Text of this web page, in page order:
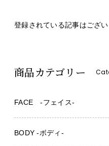
登録されている記事はござい
商品カテゴリー
FACE -フェイス-
BODY -ボディ-